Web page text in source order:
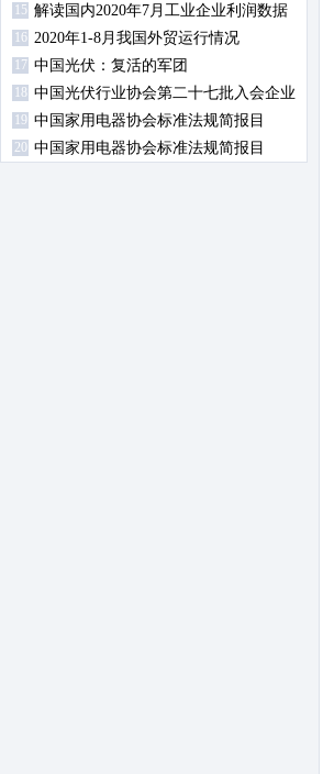
会在慈溪顺利召开
15 解读国内2020年7月工业企业利润数据
16 2020年1-8月我国外贸运行情况
17 中国光伏：复活的军团
18 中国光伏行业协会第二十七批入会企业
名单
19 中国家用电器协会标准法规简报目
录-2020年第3期
20 中国家用电器协会标准法规简报目